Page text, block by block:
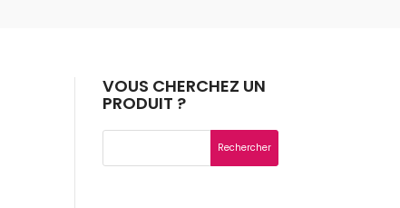
VOUS CHERCHEZ UN
PRODUIT ?